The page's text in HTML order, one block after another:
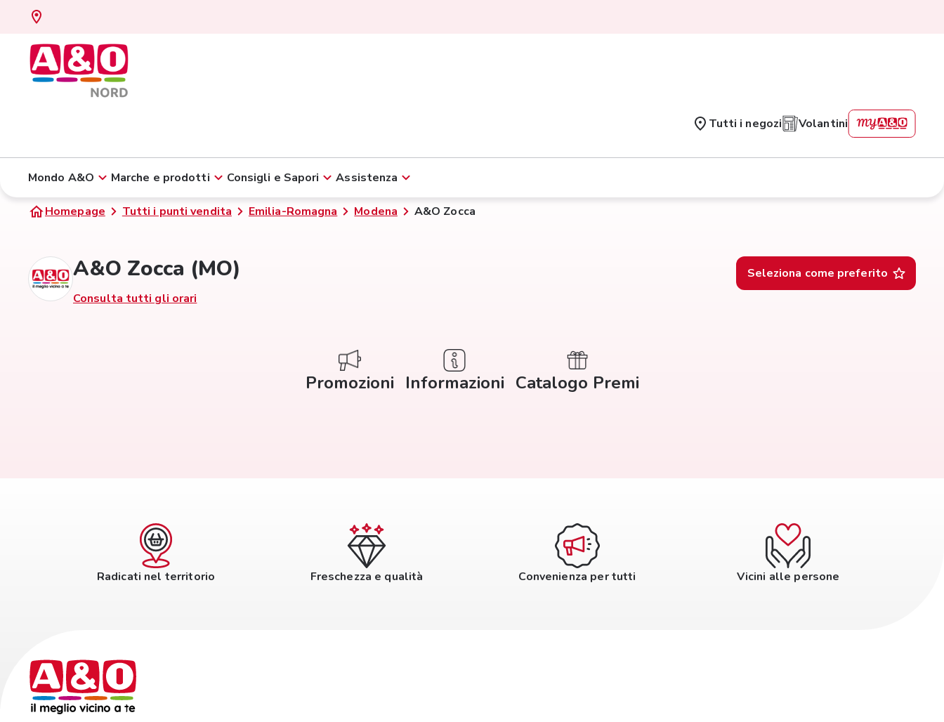
Tutti i negozi Volantini
Mondo A&O Marche e prodotti Consigli e Sapori Assistenza
Homepage Tutti i punti vendita Emilia-Romagna Modena A&O Zocca
A&O Zocca (MO)
Consulta tutti gli orari
Seleziona come preferito
Promozioni Informazioni Catalogo Premi
Radicati nel territorio Freschezza e qualità Convenienza per tutti Vicini alle persone